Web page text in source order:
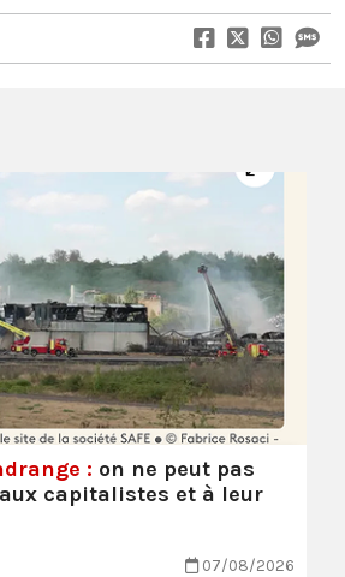
: on ne peut pas
capitalistes et à leur
07/08/2026